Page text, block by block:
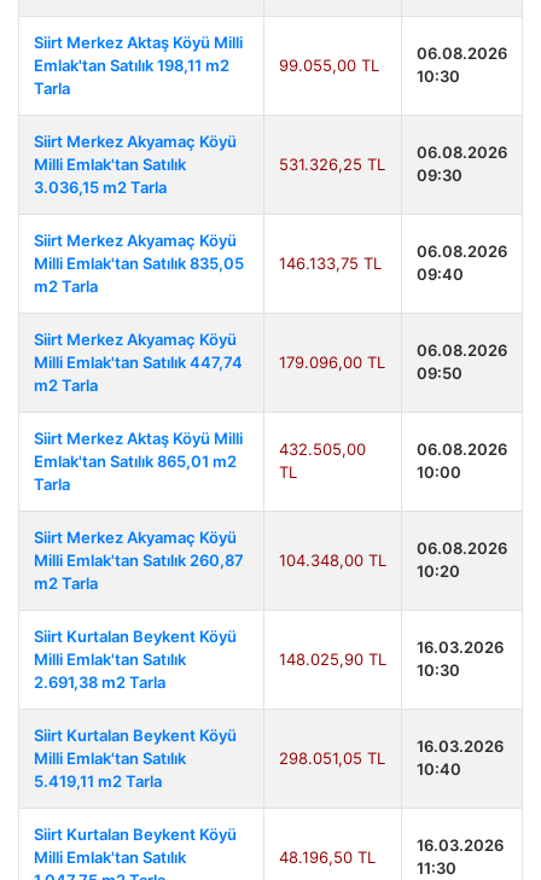
Siirt Merkez Aktaş Köyü Milli
Emlak'tan Satılık 198,11 m2
Tarla
99.055,00 TL
06.08.2026
10:30
Siirt Merkez Akyamaç Köyü
Milli Emlak'tan Satılık
3.036,15 m2 Tarla
531.326,25 TL
06.08.2026
09:30
Siirt Merkez Akyamaç Köyü
Milli Emlak'tan Satılık 835,05
m2 Tarla
146.133,75 TL
06.08.2026
09:40
Siirt Merkez Akyamaç Köyü
Milli Emlak'tan Satılık 447,74
m2 Tarla
179.096,00 TL
06.08.2026
09:50
Siirt Merkez Aktaş Köyü Milli
Emlak'tan Satılık 865,01 m2
Tarla
432.505,00
TL
06.08.2026
10:00
Siirt Merkez Akyamaç Köyü
Milli Emlak'tan Satılık 260,87
m2 Tarla
104.348,00 TL
06.08.2026
10:20
Siirt Kurtalan Beykent Köyü
Milli Emlak'tan Satılık
2.691,38 m2 Tarla
148.025,90 TL
16.03.2026
10:30
Siirt Kurtalan Beykent Köyü
Milli Emlak'tan Satılık
5.419,11 m2 Tarla
298.051,05 TL
16.03.2026
10:40
Siirt Kurtalan Beykent Köyü
Milli Emlak'tan Satılık
48.196,50 TL
16.03.2026
11:30